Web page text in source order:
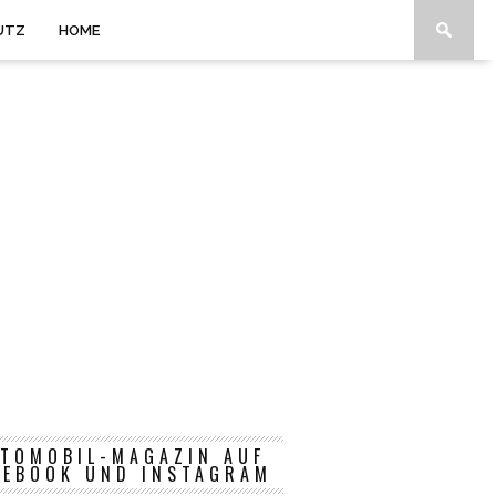
HOME
MAGAZIN AUF
UND INSTAGRAM